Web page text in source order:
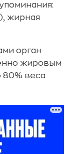
жирная
орган
жировым
80% веса